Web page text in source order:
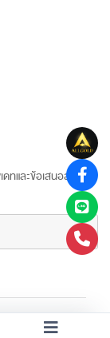
ทและข้อเสนอล่าสุด